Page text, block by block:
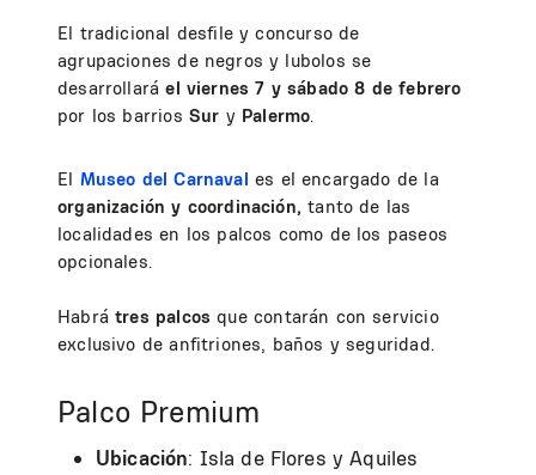
El tradicional desfile y concurso de
agrupaciones de negros y lubolos se
desarrollará el viernes 7 y sábado 8 de febrero
por los barrios Sur y Palermo.
El Museo del Carnaval es el encargado de la
organización y coordinación, tanto de las
localidades en los palcos como de los paseos
opcionales.
Habrátres palcos que contarán con servicio
exclusivo de anfitriones, baños y seguridad.
Palco Premium
Ubicación: Isla de Flores y Aquiles